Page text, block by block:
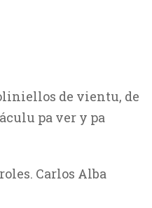
de vientu, de
pa ver y pa
Carlos Alba